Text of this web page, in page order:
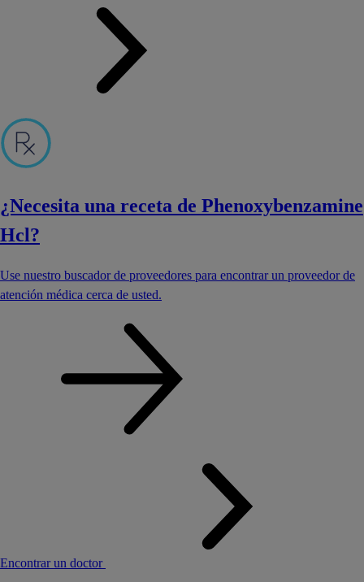
¿Necesita una receta de Phenoxybenzamine
Hcl?
Use nuestro buscador de proveedores para encontrar un proveedor de
atención médica cerca de usted.
Encontrar un doctor